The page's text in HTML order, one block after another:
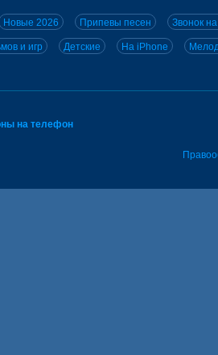
Новые 2026 Припевы песен Звонок
и игр Детские На iPhone
на телефон